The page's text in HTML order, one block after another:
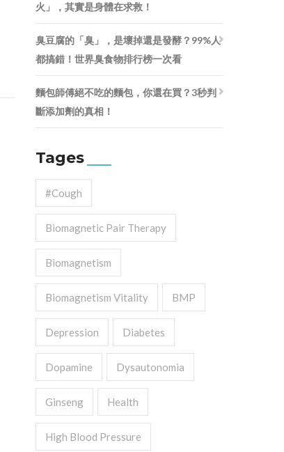
火」，其實是身體在求救！
臭豆腐的「臭」，是壞掉還是發酵？99%人
都搞錯！世界臭食物排行榜一次看
麵包師傅絕不吃的麵包，你還在買？3秒判
斷添加劑的真相！
Tages
#cough
Biomagnetic Pair Therapy
Biomagnetism
Biomagnetism Vitality BMP
Depression Diabetes
Dopamine Dysautonomia
Ginseng Health
High Blood Pressure